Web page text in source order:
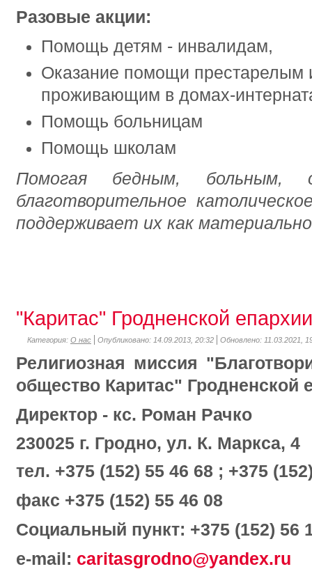
Разовые акции:
Помощь детям - инвалидам,
Оказание помощи престарелым
проживающим в домах-
Помощь больницам
Помощь школам
Помогая бедным, больным,
благотворительное
поддерживает их как
"Каритас" Гродненской епархии
Категория: О нас Опубликовано: 14.09.2013, 20:32 Обновлено: 11.03.2021,
Религиозная миссия
общество Каритас" Гродненской
Директор - кс. Роман Рачко
230025 г. Гродно, ул. К. Маркса, 4
тел. +375 (152) 55 46 68 ; +375
факс +375 (152) 55 46 08
Социальный пункт: +375 (152) 56
e-mail: caritasgrodno@yandex.ru